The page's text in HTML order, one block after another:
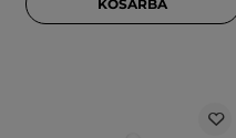
KOSÁRBA